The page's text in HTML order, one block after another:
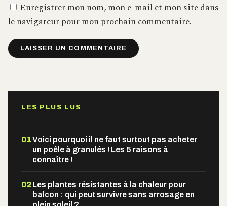
Enregistrer mon nom, mon e-mail et mon site dans
le navigateur pour mon prochain commentaire.
LES PLUS LUS
01Voici pourquoi il ne faut surtout pas acheter
un poêle à granulés ! Les 5 raisons à
connaître !
02Les plantes résistantes à la chaleur pour
balcon : qui peut survivre sans arrosage en